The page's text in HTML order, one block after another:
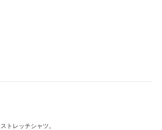
トレッチシャツ。